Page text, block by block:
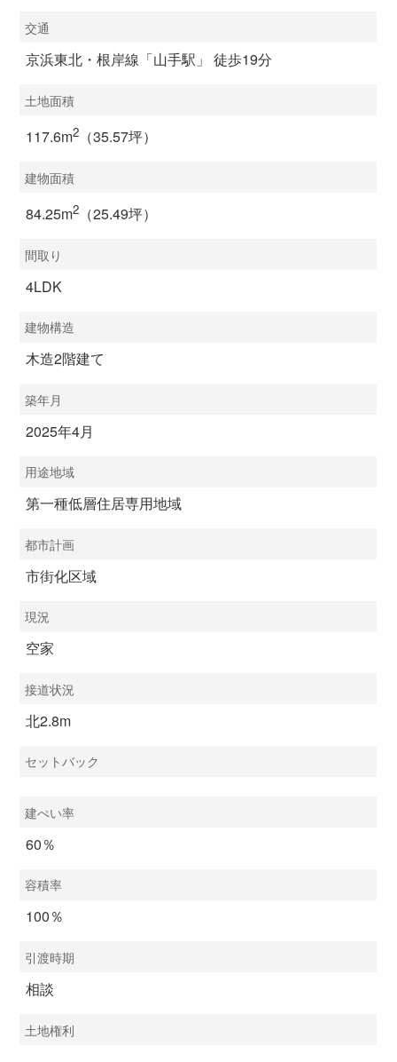
交通
京浜東北・根岸線「山手駅」 徒歩19分
土地面積
117.6m2（35.57坪）
建物面積
84.25m2（25.49坪）
間取り
4LDK
建物構造
木造2階建て
築年月
2025年4月
用途地域
第一種低層住居専用地域
都市計画
市街化区域
現況
空家
接道状況
北2.8m
セットバック
建ぺい率
60％
容積率
100％
引渡時期
相談
土地権利